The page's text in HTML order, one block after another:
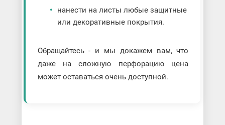
нанести на листы любые защитные
или декоративные покрытия.
Обращайтесь - и мы докажем вам, что
даже на сложную перфорацию цена
может оставаться очень доступной.